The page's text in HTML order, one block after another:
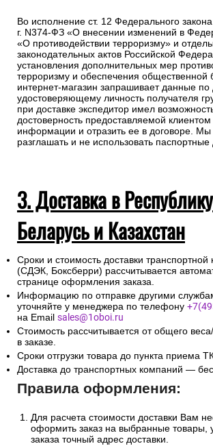
Во исполнение ст. 12 Федерального
г. N374-ФЗ «О внесении изменений в
«О противодействии терроризму» и
законодательных актов Российской
установления дополнительных мер
терроризму и обеспечения общественной
интернет-магазин запрашивает данные по
удостоверяющему личность получателя
при доставке экспедитор имел
достоверность предоставляемой
информации и отразить ее в договоре.
разглашать и не использовать
3. Доставка в Республику
Беларусь и Казахстан
Сроки и стоимость доставки транспортной
(СДЭК, Боксберри) рассчитывается
странице оформления заказа.
Информацию по отправке другими
уточняйте у менеджера по телефону
на Email sales@1oboi.ru
Стоимость рассчитывается от общего
в заказе.
Сроки отгрузки товара до пункта приема
Доставка до транспортных компаний —
Правила оформления:
Для расчета стоимости доставки Вам
оформить заказ на выбранные товары,
заказа точный адрес доставки.